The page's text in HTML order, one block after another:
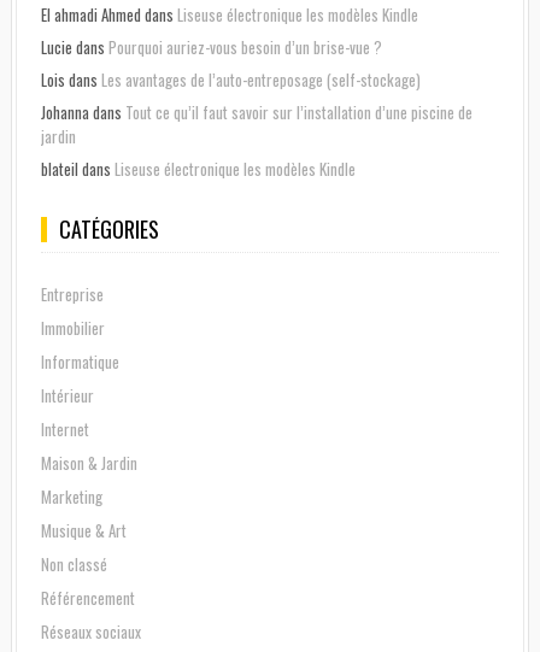
El ahmadi Ahmed dans Liseuse électronique les modèles Kindle
Lucie dans Pourquoi auriez-vous besoin d’un brise-vue ?
Lois dans Les avantages de l’auto-entreposage (self-stockage)
Johanna dans Tout ce qu’il faut savoir sur l’installation d’une piscine de
jardin
blateil dans Liseuse électronique les modèles Kindle
CATÉGORIES
Entreprise
Immobilier
Informatique
Intérieur
Internet
Maison & Jardin
Marketing
Musique & Art
Non classé
Référencement
Réseaux sociaux